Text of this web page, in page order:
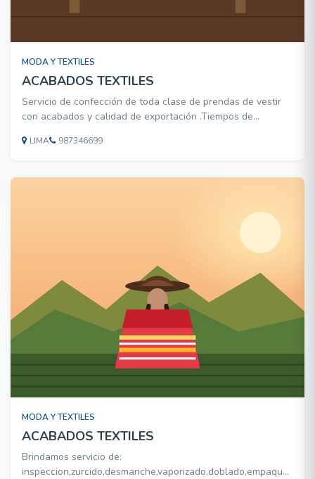
MODA Y TEXTILES
ACABADOS TEXTILES
Servicio de confección de toda clase de prendas de vestir
con acabados y calidad de exportación .Tiempos de
cliente.: 1- DISEÑO DE PROTOTIPO (SEGÚN MUESTRA-O
FICHAS TECNICAS DE
LIMA 987346699
MODA Y TEXTILES
ACABADOS TEXTILES
Brindamos servicio de:
inspeccion,zurcido,desmanche,vaporizado,doblado,empaque